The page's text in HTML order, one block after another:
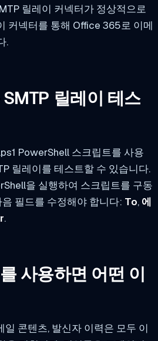
릴레이 커넥터가 정상적으로
커넥터를 통해 Office 365로 이메
.
릴레이 테스
PowerShell 스크립트를 사용
릴레이를 테스트할 수 있습니다.
을 실행하여 스크립트를 구동
필드를 수정해야 합니다: To, 에
.
사용하면 어떤 이
일 콘텐츠, 발신자 이력은 모두 이